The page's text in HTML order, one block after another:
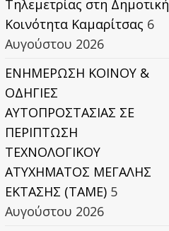
Τηλεμετρίας στη Δημοτική
Κοινότητα Καμαρίτσας 6
Αυγούστου 2026
ΕΝΗΜΕΡΩΣΗ ΚΟΙΝΟΥ &
ΟΔΗΓΙΕΣ
ΑΥΤΟΠΡΟΣΤΑΣΙΑΣ ΣΕ
ΠΕΡΙΠΤΩΣΗ
ΤΕΧΝΟΛΟΓΙΚΟΥ
ΑΤΥΧΗΜΑΤΟΣ ΜΕΓΑΛΗΣ
ΕΚΤΑΣΗΣ (TAΜΕ) 5
Αυγούστου 2026